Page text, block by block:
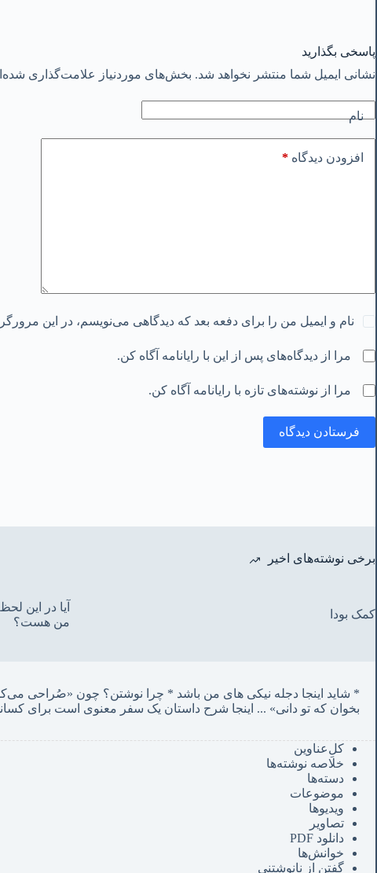
پاسخی بگذارید
نشانی ایمیل شما منتشر نخواهد شد. بخش‌های موردنیاز علامت‌گذاری
نام
افزودن دیدگاه *
نام و ایمیل من را برای دفعه بعد که دیدگاهی می‌نویسم، در این
مرا از دیدگاه‌های پس از این با رایانامه آگاه کن.
مرا از نوشته‌های تازه با رایانامه آگاه کن.
فرستادن دیدگاه
برخی نوشته‌های اخیر
کمک بودا
آیا در این
من هست؟
* شاید اینجا دجله نیکی های من باشد * چرا نوشتن؟ چون «صُراحی می‌کشم پنهان‌ و مردم‌ دفتر انگارند»... «
بخوان که تو دانی» ... اینجا شرح داستان یک سفر معنوی است برای
کل‌ِعناوین
خلاصه نوشته‌ها
دسته‌ها
موضوعات
ویدیوها
تصاویر
دانلود PDF
خوانش‌ها
گفتن از نانوشتنی